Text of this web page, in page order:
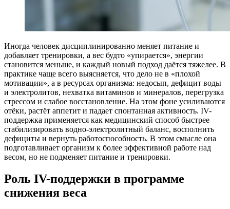
Иногда человек дисциплинированно меняет питание и
добавляет тренировки, а вес будто «упирается», энергии
становится меньше, и каждый новый подход даётся тяжелее. В
практике чаще всего выясняется, что дело не в «плохой
мотивации», а в ресурсах организма: недосып, дефицит воды
и электролитов, нехватка витаминов и минералов, перегрузка
стрессом и слабое восстановление. На этом фоне усиливаются
отёки, растёт аппетит и падает спонтанная активность. IV-
поддержка применяется как медицинский способ быстрее
стабилизировать водно-электролитный баланс, восполнить
дефициты и вернуть работоспособность. В этом смысле она
подготавливает организм к более эффективной работе над
весом, но не подменяет питание и тренировки.
Роль IV-поддержки в программе
снижения веса